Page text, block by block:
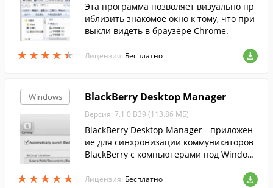
★ ★ ★ ★ ★
★ ★ ★ ★ ★
Эта программа позволяет визуально пр
иблизить знакомое окно к тому, что при
выкли видеть в браузере Chrome.
Лицензия: Бесплатно
Windows
★ ★ ★ ★ ★
★ ★ ★ ★ ★
BlackBerry Desktop Manager
Версия: 7.1.0 B39 (113.86 МБ)
BlackBerry Desktop Manager - приложен
ие для синхронизации коммуникаторов
BlackBerry с компьютерами под Window
Лицензия: Бесплатно